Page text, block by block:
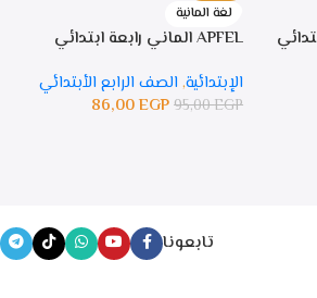
لغة المانية
APFEL الماني رابعة ابتدائي
الإبتدائية, الصف الرابع الأبتدائي
95,00EGP
86,00EGP
تابعونا